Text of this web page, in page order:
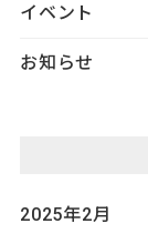
イベント
お知らせ
2025年2月